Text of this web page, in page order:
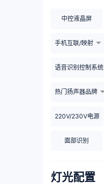
中控液晶屏
手机互联/映射
语音识别控制系统
热门扬声器品牌
220V/230V电源
面部识别
灯光配置